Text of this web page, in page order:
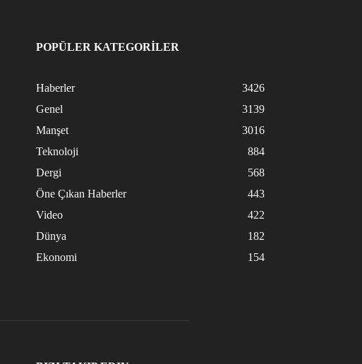
POPÜLER KATEGORİLER
Haberler
3426
Genel
3139
Manşet
3016
Teknoloji
884
Dergi
568
Öne Çıkan Haberler
443
Video
422
Dünya
182
Ekonomi
154